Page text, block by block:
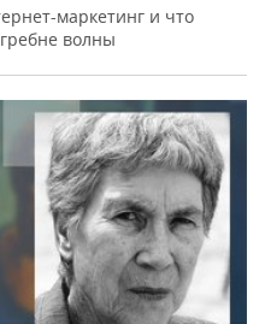
маркетинг и что
волны